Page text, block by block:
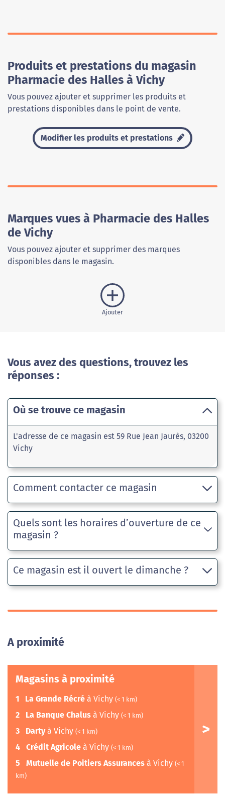
Produits et prestations du magasin
Pharmacie des Halles à Vichy
Vous pouvez ajouter et supprimer les produits et
prestations disponibles dans le point de vente.
Modifier les produits et prestations
Marques vues à Pharmacie des Halles
de Vichy
Vous pouvez ajouter et supprimer des marques
disponibles dans le magasin.
Ajouter
Vous avez des questions, trouvez les
réponses :
Où se trouve ce magasin
L'adresse de ce magasin est 59 Rue Jean Jaurès, 03200
Vichy
Comment contacter ce magasin
Quels sont les horaires d’ouverture de ce
magasin ?
Ce magasin est il ouvert le dimanche ?
A proximité
Magasins à proximité
1 La Grande Récré à Vichy (< 1 km)
2 La Banque Chalus à Vichy (< 1 km)
3 Dartyà Vichy (< 1 km)
4 Crédit Agricole à Vichy (< 1 km)
5 Mutuelle de Poitiers Assurances à Vichy (< 1
km)